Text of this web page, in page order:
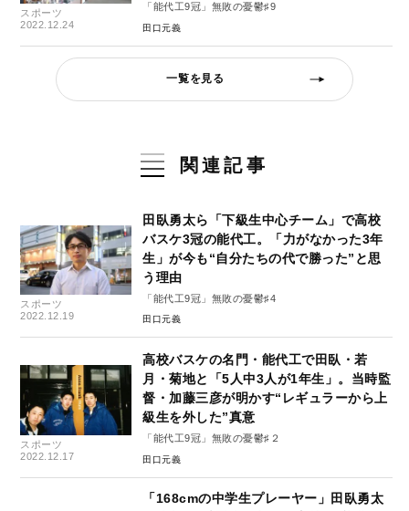
スポーツ
2022.12.24
「能代工9冠」無敗の憂鬱♯9
田口元義
一覧を見る
関連記事
スポーツ
2022.12.19
田臥勇太ら「下級生中心チーム」で高校
バスケ3冠の能代工。「力がなかった3年
生」が今も“自分たちの代で勝った”と思
う理由
「能代工9冠」無敗の憂鬱♯4
田口元義
スポーツ
2022.12.17
高校バスケの名門・能代工で田臥・若
月・菊地と「5人中3人が1年生」。当時監
督・加藤三彦が明かす“レギュラーから上
級生を外した”真意
「能代工9冠」無敗の憂鬱♯２
田口元義
「168cmの中学生プレーヤー」田臥勇太